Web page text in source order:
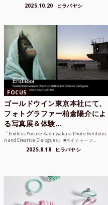
2025.10.20 ヒラバヤシ
FOCUS
ゴールドウイン東京本社にて、
フォトグラファー柏倉陽介によ
る写真展＆体験...
「Endless Yosuke Kashiwakura Photo Exhibitio
n and Creative Dialogues」 ■ネイチャーフ...
2025.8.18 ヒラバヤシ